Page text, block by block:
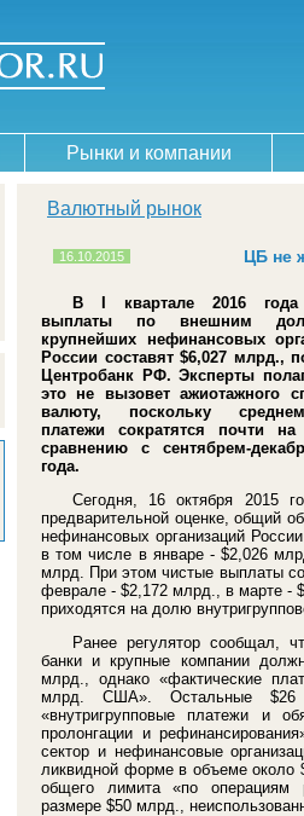
Рынки и компании
Валютный рынок
16.10.2015 ЦБ не
В
квартале 2016
выплаты по внешним
крупнейших нефинансовых
России составят $6,027 млрд.,
Центробанк РФ. Эксперты
это не вызовет ажиотажного
валюту, поскольку
платежи сократятся почти
сравнению с сентябрем-
года.
Сегодня, 16 октября 2015
предварительной оценке, общий
нефинансовых организаций
в том числе в январе - $2,026
млрд. При этом чистые выплаты
феврале - $2,172 млрд., в марте -
приходятся на долю
Ранее регулятор сообщал,
банки и крупные компании
млрд., однако «фактические
млрд. США». Остальные
«внутригрупповые платежи и
пролонгации и
сектор и нефинансовые
ликвидной форме в объеме около
общего лимита «по операциям
размере $50 млрд.,